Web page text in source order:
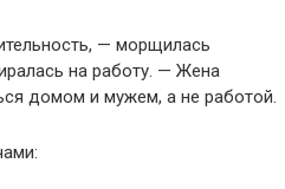
— морщилась
на работу. — Жена
домом и мужем, а не работой.